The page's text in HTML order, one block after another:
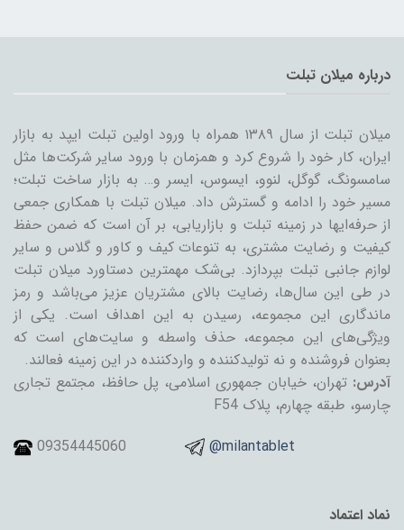
درباره میلان تبلت
میلان تبلت از سال ۱۳۸۹ همراه با ورود اولین تبلت ایپد به بازار
ایران، کار خود را شروع کرد و همزمان با ورود سایر شرکت‌ها مثل
سامسونگ، گوگل، لنوو، ایسوس، ایسر و… به بازار ساخت تبلت؛
مسیر خود را ادامه و گسترش داد. میلان تبلت با همکاری جمعی
از حرفه‌ایها در زمینه تبلت و بازاریابی، بر آن است که ضمن حفظ
کیفیت و رضایت مشتری، به تنوعات کیف و کاور و گلاس و سایر
لوازم جانبی تبلت بپردازد. بی‌شک مهمترین دستاورد میلان تبلت
در طی این سال‌ها، رضایت بالای مشتریان عزیز می‌باشد و رمز
ماندگاری این مجموعه، رسیدن به این اهداف است. یکی از
ویژگی‌های این مجموعه، حذف واسطه و سایت‌های است که
بعنوان فروشنده و نه تولیدکننده و واردکننده در این زمینه فعالند.
آدرس: تهران، خیابان جمهوری اسلامی، پل حافظ، مجتمع تجاری
چارسو، طبقه چهارم، پلاک F54
09354445060
@milantablet
نماد اعتماد